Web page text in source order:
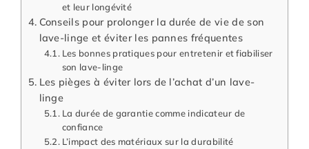
et leur longévité
Conseils pour prolonger la durée de vie de son
lave-linge et éviter les pannes fréquentes
Les bonnes pratiques pour entretenir et fiabiliser
son lave-linge
Les pièges à éviter lors de l’achat d’un lave-
linge
La durée de garantie comme indicateur de
confiance
L’impact des matériaux sur la durabilité